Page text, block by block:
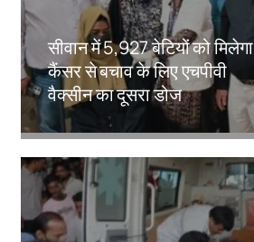
सीवान में 5,927 बेटियों को मिलेगा
कैंसर से बचाव के लिए एचपीवी
वैक्सीन का दूसरा डोज
Amit Lekh